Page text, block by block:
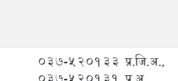
037-520133 प्र.जि.अ.,